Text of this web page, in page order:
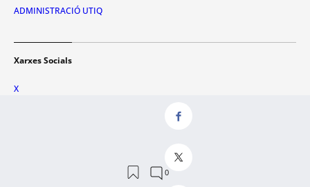
ADMINISTRACIÓ UTIQ
Xarxes Socials
X